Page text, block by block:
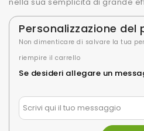
Personalizzazione
Non dimenticare di salvare la tua
riempire il carrello
Se desideri allegare un